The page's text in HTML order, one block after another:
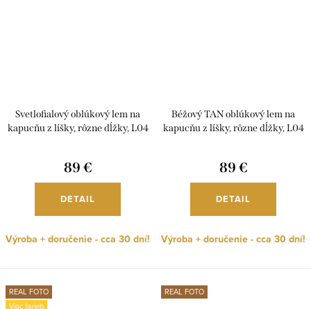
Svetlofialový oblúkový lem na
kapucňu z líšky, rôzne dĺžky, L04
89 €
DETAIL
Výroba + doručenie - cca 30 dní!
Béžový TAN oblúkový lem na
kapucňu z líšky, rôzne dĺžky, L04
89 €
DETAIL
Výroba + doručenie - cca 30 dní!
REAL FOTO
Viac farieb
REAL FOTO